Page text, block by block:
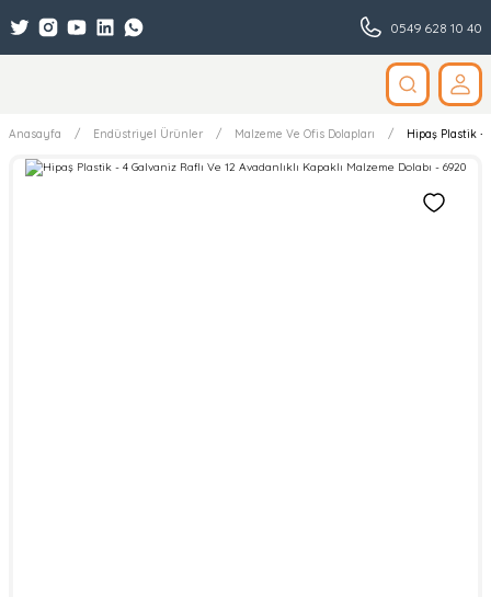
0549 628 10 40
Anasayfa Endüstriyel Ürünler Malzeme Ve Ofis Dolapları Hipaş Plastik -